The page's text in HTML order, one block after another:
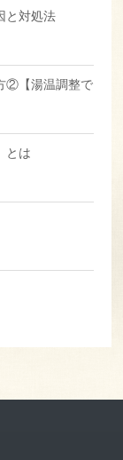
と対処法
②【湯温調整で
とは